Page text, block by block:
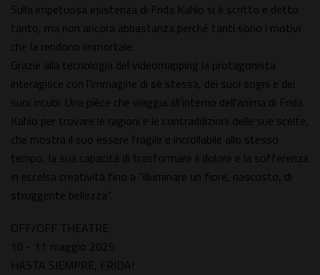
Sulla impetuosa esistenza di Frida Kahlo si è scritto e detto
tanto, ma non ancora abbastanza perché tanti sono i motivi
che la rendono immortale.
Grazie alla tecnologia del videomapping la protagonista
interagisce con l'immagine di sé stessa, dei suoi sogni e dei
suoi incubi. Una pièce che viaggia all'interno dell'anima di Frida
Kahlo per trovare le ragioni e le contraddizioni delle sue scelte,
che mostra il suo essere fragile e incrollabile allo stesso
tempo, la sua capacità di trasformare il dolore e la sofferenza
in eccelsa creatività fino a "illuminare un fiore, nascosto, di
struggente bellezza".
OFF/OFF THEATRE
10 - 11 maggio 2025
HASTA SIEMPRE, FRIDA!